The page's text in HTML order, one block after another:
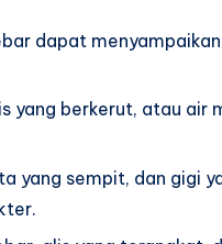
dapat
yang berkerut, atau
yang sempit, dan gigi